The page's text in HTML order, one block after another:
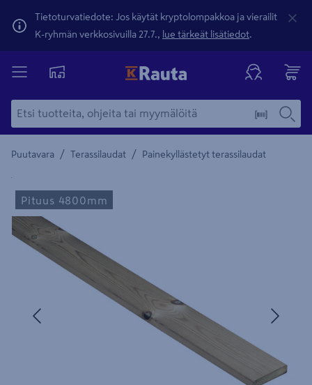
Tietoturvatiedote: Jos käytät kryptolompakkoa ja vierailit
K-ryhmän verkkosivuilla 27.7., lue tärkeät lisätiedot.
Puutavara / Terassilaudat / Painekyllästetyt terassilaudat
Yksityiskohtainen kuvaus löytyy Tuotteen kuvaus -
Pituus 4800mm